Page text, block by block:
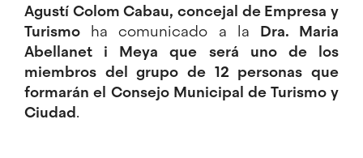
Agustí Colom Cabau, concejal de Empresa y
Turismo ha comunicado a la Dra. Maria
Abellanet i Meya que será uno de los
miembros del grupo de 12 personas que
formarán el Consejo Municipal de Turismo y
Ciudad.